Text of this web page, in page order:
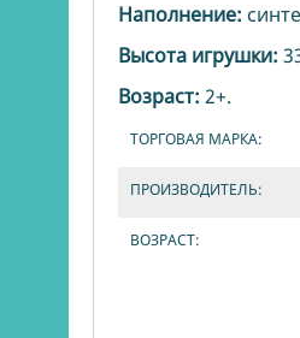
Наполнение:
Высота игрушки:
Возраст: 2+.
ТОРГОВАЯ МАРКА:
ПРОИЗВОДИТЕЛЬ:
ВОЗРАСТ: